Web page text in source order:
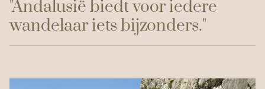
"Andalusië biedt voor iedere
wandelaar iets bijzonders."